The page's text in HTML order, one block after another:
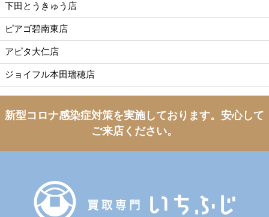
下田とうきゅう店
ピアゴ碧南東店
アピタ大仁店
ジョイフル本田瑞穂店
新型コロナ感染症対策を実施しております。 安心して
ご来店ください。